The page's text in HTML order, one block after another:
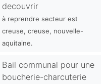
decouvrir
à reprendre secteur est
creuse, creuse, nouvelle-
aquitaine.
Bail communal pour une
boucherie-charcuterie